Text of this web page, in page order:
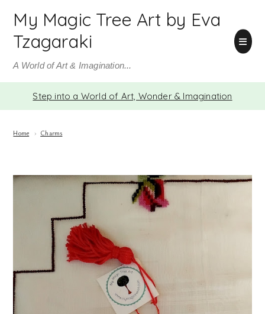
My Magic Tree Art by Eva
Tzagaraki
A World of Art & Imagination...
Step into a World of Art, Wonder & Imagination
Home › Charms